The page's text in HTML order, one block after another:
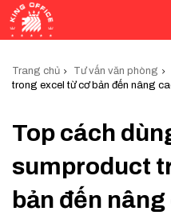
Trang chủ Tư vấn văn phòng
trong excel từ cơ bản đến nâng
Top cách
sumproduct
bản đến